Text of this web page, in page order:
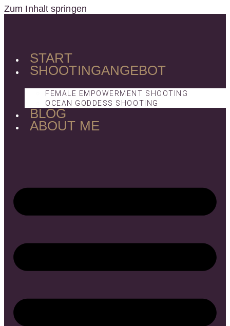
Zum Inhalt springen
START
SHOOTINGANGEBOT
FEMALE EMPOWERMENT SHOOTING
OCEAN GODDESS SHOOTING
BLOG
ABOUT ME